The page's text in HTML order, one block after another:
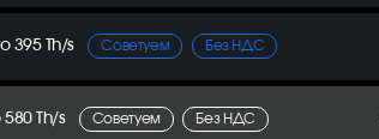
395 Th/s Советуем Без НДС
Th/s Советуем Без НДС